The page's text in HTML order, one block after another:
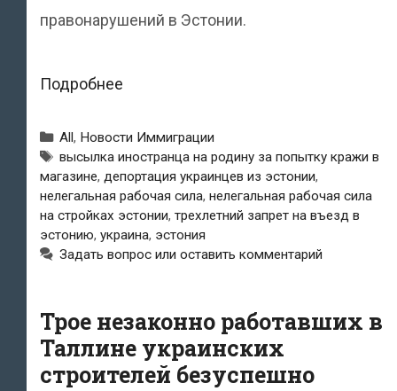
правонарушений в Эстонии.
Подробнее
в
Эстонии
украинец
попался
был
Рубрики
All, Новости Иммиграции
Метки
высылка иностранца на родину за попытку кражи в
магазине, депортация украинцев из эстонии,
нелегальная рабочая сила, нелегальная рабочая сила
на стройках эстонии, трехлетний запрет на въезд в
эстонию, украина, эстония
Задать вопрос или оставить комментарий
Трое незаконно работавших в
Таллине украинских
строителей безуспешно